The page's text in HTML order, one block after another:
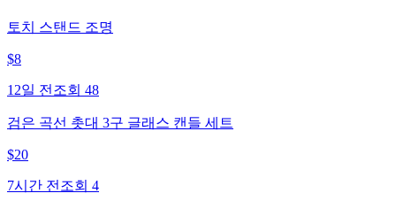
토치 스탠드 조명
$8
12일 전 조회 48
검은 곡선 촛대 3구 글래스 캔들 세트
$20
7시간 전 조회 4